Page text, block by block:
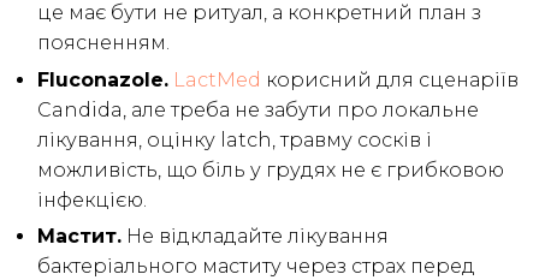
це має бути не ритуал, а конкретний план з
поясненням.
Fluconazole. LactMed корисний для сценаріїв
Candida, але треба не забути про локальне
лікування, оцінку latch, травму сосків і
можливість, що біль у грудях не є грибковою
інфекцією.
Мастит. Не відкладайте лікування
бактеріального маститу через страх перед